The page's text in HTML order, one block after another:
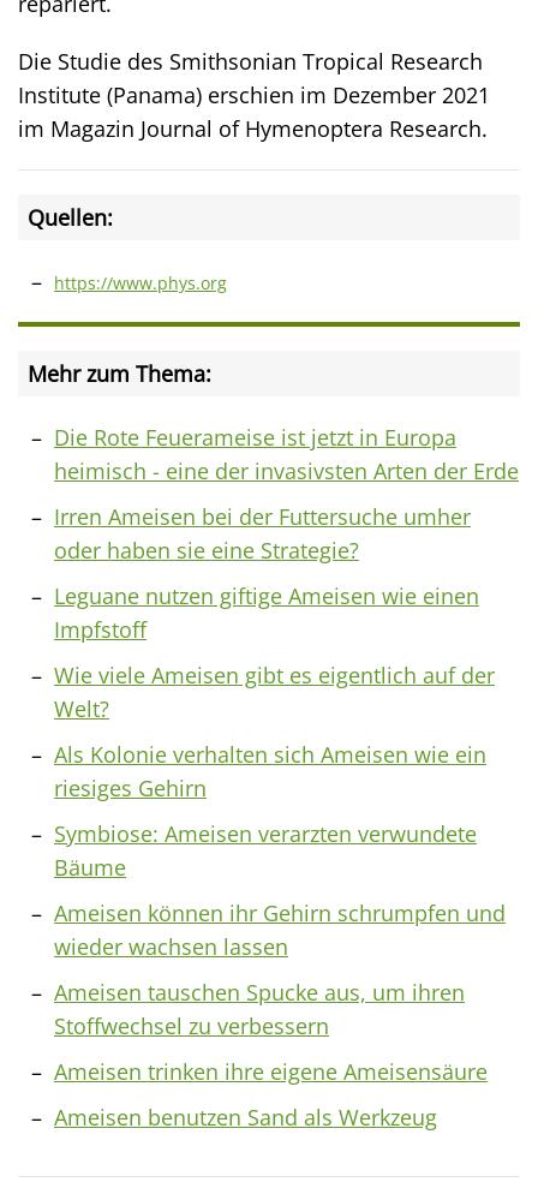
Die Studie des Smithsonian Tropical Research
Institute (Panama) erschien im Dezember 2021
im Magazin Journal of Hymenoptera Research.
Quellen:
https://www.phys.org
Mehr zum Thema:
Die Rote Feuerameise ist jetzt in Europa
heimisch - eine der invasivsten Arten der Erde
Irren Ameisen bei der Futtersuche umher
oder haben sie eine Strategie?
Leguane nutzen giftige Ameisen wie einen
Impfstoff
Wie viele Ameisen gibt es eigentlich auf der
Welt?
Als Kolonie verhalten sich Ameisen wie ein
riesiges Gehirn
Symbiose: Ameisen verarzten verwundete
Bäume
Ameisen können ihr Gehirn schrumpfen und
wieder wachsen lassen
Ameisen tauschen Spucke aus, um ihren
Stoffwechsel zu verbessern
Ameisen trinken ihre eigene Ameisensäure
Ameisen benutzen Sand als Werkzeug